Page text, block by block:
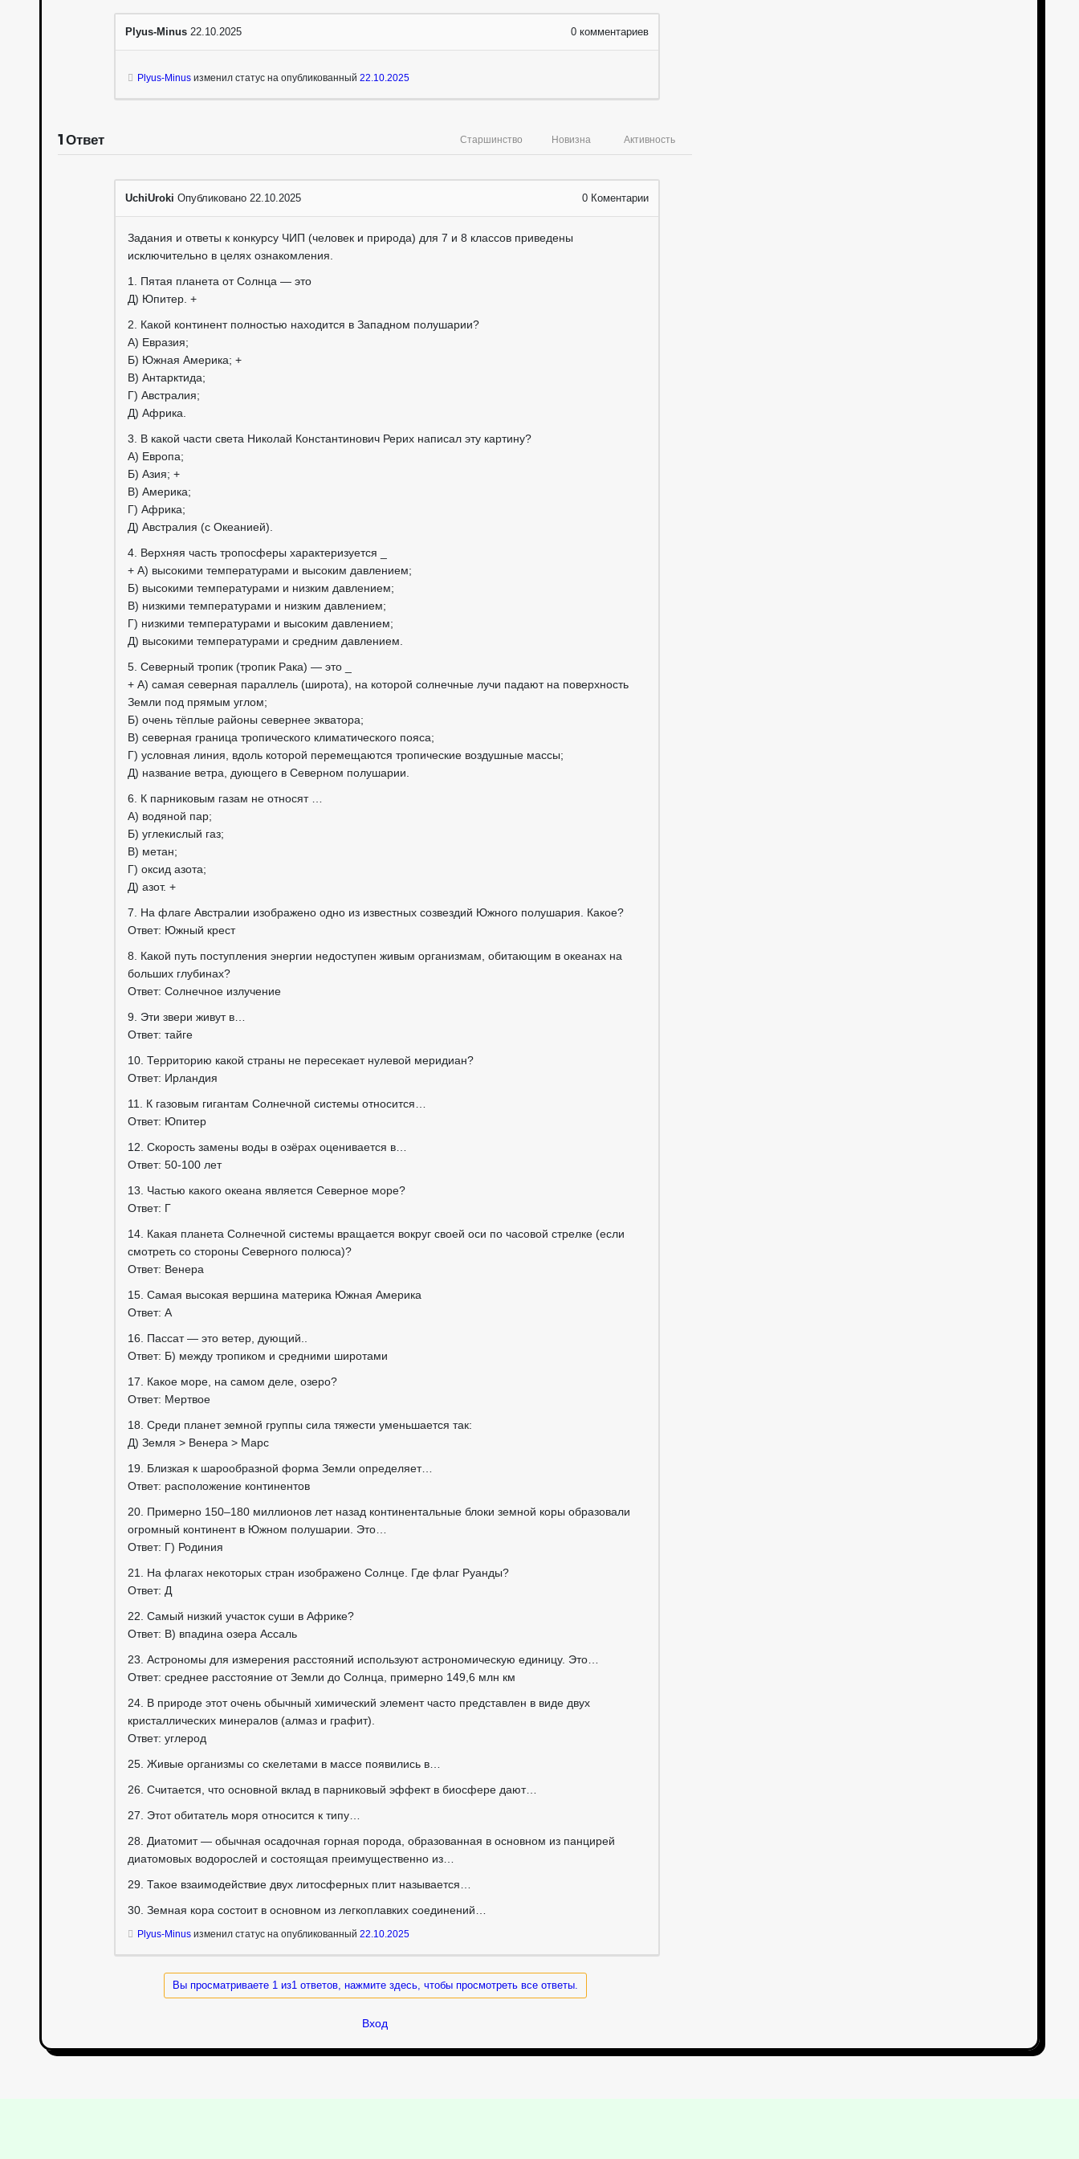
Plyus-Minus 22.10.2025 0 комментариев
Plyus-Minus изменил статус на опубликованный 22.10.2025
1Ответ Активность
Новизна
Старшинство
UchiUroki Опубликовано 22.10.2025 0 Коментарии
Задания и ответы к конкурсу ЧИП (человек и природа) для 7 и 8 классов приведены
исключительно в целях ознакомления.
1. Пятая планета от Солнца — это
Д) Юпитер. +
2. Какой континент полностью находится в Западном полушарии?
А) Евразия;
Б) Южная Америка; +
В) Антарктида;
Г) Австралия;
Д) Африка.
3. В какой части света Николай Константинович Рерих написал эту картину?
А) Европа;
Б) Азия; +
В) Америка;
Г) Африка;
Д) Австралия (с Океанией).
4. Верхняя часть тропосферы характеризуется _
+ А) высокими температурами и высоким давлением;
Б) высокими температурами и низким давлением;
В) низкими температурами и низким давлением;
Г) низкими температурами и высоким давлением;
Д) высокими температурами и средним давлением.
5. Северный тропик (тропик Рака) — это _
+ А) самая северная параллель (широта), на которой солнечные лучи падают на поверхность
Земли под прямым углом;
Б) очень тёплые районы севернее экватора;
В) северная граница тропического климатического пояса;
Г) условная линия, вдоль которой перемещаются тропические воздушные массы;
Д) название ветра, дующего в Северном полушарии.
6. К парниковым газам не относят …
А) водяной пар;
Б) углекислый газ;
В) метан;
Г) оксид азота;
Д) азот. +
7. На флаге Австралии изображено одно из известных созвездий Южного полушария. Какое?
Ответ: Южный крест
8. Какой путь поступления энергии недоступен живым организмам, обитающим в океанах на
больших глубинах?
Ответ: Солнечное излучение
9. Эти звери живут в…
Ответ: тайге
10. Территорию какой страны не пересекает нулевой меридиан?
Ответ: Ирландия
11. К газовым гигантам Солнечной системы относится…
Ответ: Юпитер
12. Скорость замены воды в озёрах оценивается в…
Ответ: 50-100 лет
13. Частью какого океана является Северное море?
Ответ: Г
14. Какая планета Солнечной системы вращается вокруг своей оси по часовой стрелке (если
смотреть со стороны Северного полюса)?
Ответ: Венера
15. Самая высокая вершина материка Южная Америка
Ответ: А
16. Пассат — это ветер, дующий..
Ответ: Б) между тропиком и средними широтами
17. Какое море, на самом деле, озеро?
Ответ: Мертвое
18. Среди планет земной группы сила тяжести уменьшается так:
Д) Земля > Венера > Марс
19. Близкая к шарообразной форма Земли определяет…
Ответ: расположение континентов
20. Примерно 150–180 миллионов лет назад континентальные блоки земной коры образовали
огромный континент в Южном полушарии. Это…
Ответ: Г) Родиния
21. На флагах некоторых стран изображено Солнце. Где флаг Руанды?
Ответ: Д
22. Самый низкий участок суши в Африке?
Ответ: В) впадина озера Ассаль
23. Астрономы для измерения расстояний используют астрономическую единицу. Это…
Ответ: среднее расстояние от Земли до Солнца, примерно 149,6 млн км
24. В природе этот очень обычный химический элемент часто представлен в виде двух
кристаллических минералов (алмаз и графит).
Ответ: углерод
25. Живые организмы со скелетами в массе появились в…
26. Считается, что основной вклад в парниковый эффект в биосфере дают…
27. Этот обитатель моря относится к типу…
28. Диатомит — обычная осадочная горная порода, образованная в основном из панцирей
диатомовых водорослей и состоящая преимущественно из…
29. Такое взаимодействие двух литосферных плит называется…
30. Земная кора состоит в основном из легкоплавких соединений…
Plyus-Minus изменил статус на опубликованный 22.10.2025
Вы просматриваете 1 из1 ответов, нажмите здесь, чтобы просмотреть все ответы.
Вход